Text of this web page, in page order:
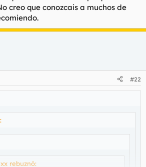
creo que conozcais a muchos de
#22
rebuznó: